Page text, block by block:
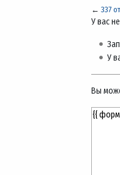
← 337
У вас
У
Вы